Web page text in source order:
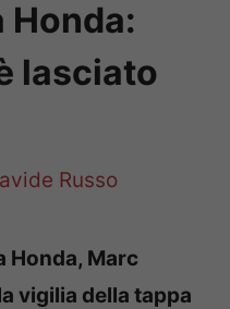
Honda:
lasciato
Russo
Honda, Marc
vigilia della tappa